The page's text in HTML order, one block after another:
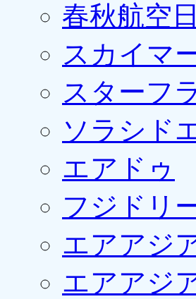
春秋航空
スカイマ
スターフ
ソラシド
エアドゥ
フジドリ
エアアジ
エアアジ